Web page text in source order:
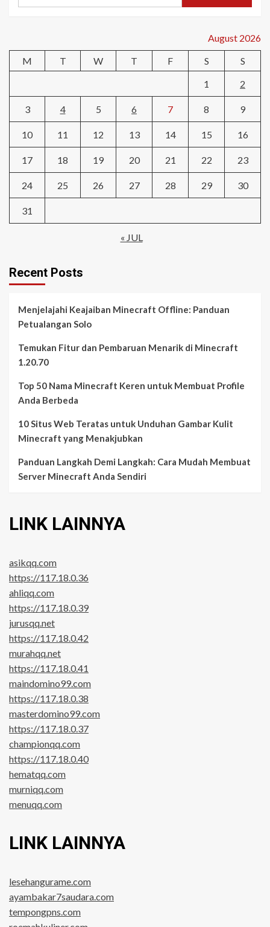
Kunci
Setiap
Gamer
August 2026
M
T W T F S
S
1
2
3 4 5 6 7 8 9
10 11 12 13 14 15 16
17 18 19 20 21 22 23
24 25 26 27 28 29 30
31
« JUL
Recent Posts
Menjelajahi Keajaiban Minecraft Offline: Panduan
Petualangan Solo
Temukan Fitur dan Pembaruan Menarik di Minecraft
1.20.70
Top 50 Nama Minecraft Keren untuk Membuat Profile
Anda Berbeda
10 Situs Web Teratas untuk Unduhan Gambar Kulit
Minecraft yang Menakjubkan
Panduan Langkah Demi Langkah: Cara Mudah Membuat
Server Minecraft Anda Sendiri
LINK LAINNYA
asikqq.com
https://117.18.0.36
ahliqq.com
https://117.18.0.39
jurusqq.net
https://117.18.0.42
murahqq.net
https://117.18.0.41
maindomino99.com
https://117.18.0.38
masterdomino99.com
https://117.18.0.37
championqq.com
https://117.18.0.40
hematqq.com
murniqq.com
menuqq.com
LINK LAINNYA
lesehangurame.com
ayambakar7saudara.com
tempongpns.com